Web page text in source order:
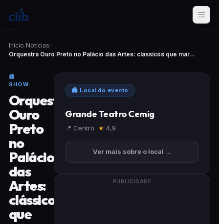
Início/Notícias/
Orquestra Ouro Preto no Palácio das Artes: clássicos que mar...
📰
SHOW
Orquestra
Ouro
Preto
no
Palácio
das
Artes:
clássicos
que
🏟 Local do evento
Grande Teatro Cemig
📍 Centro ★ 4,9
Ver mais sobre o local →
PUBLICIDADE